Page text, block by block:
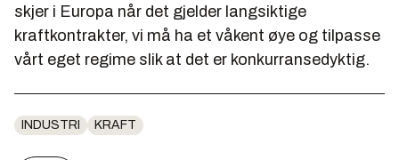
skjer i Europa når det gjelder langsiktige
kraftkontrakter, vi må ha et våkent øye og tilpasse
vårt eget regime slik at det er konkurransedyktig.
INDUSTRI KRAFT